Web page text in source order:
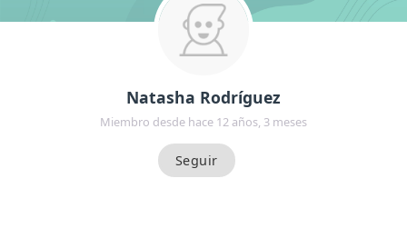
Natasha Rodríguez
Miembro desde hace 12 años, 3 meses